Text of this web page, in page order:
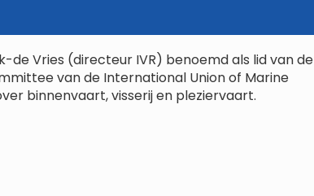
de Vries (directeur IVR) benoemd als lid van de
van de International Union of Marine
binnenvaart, visserij en pleziervaart.